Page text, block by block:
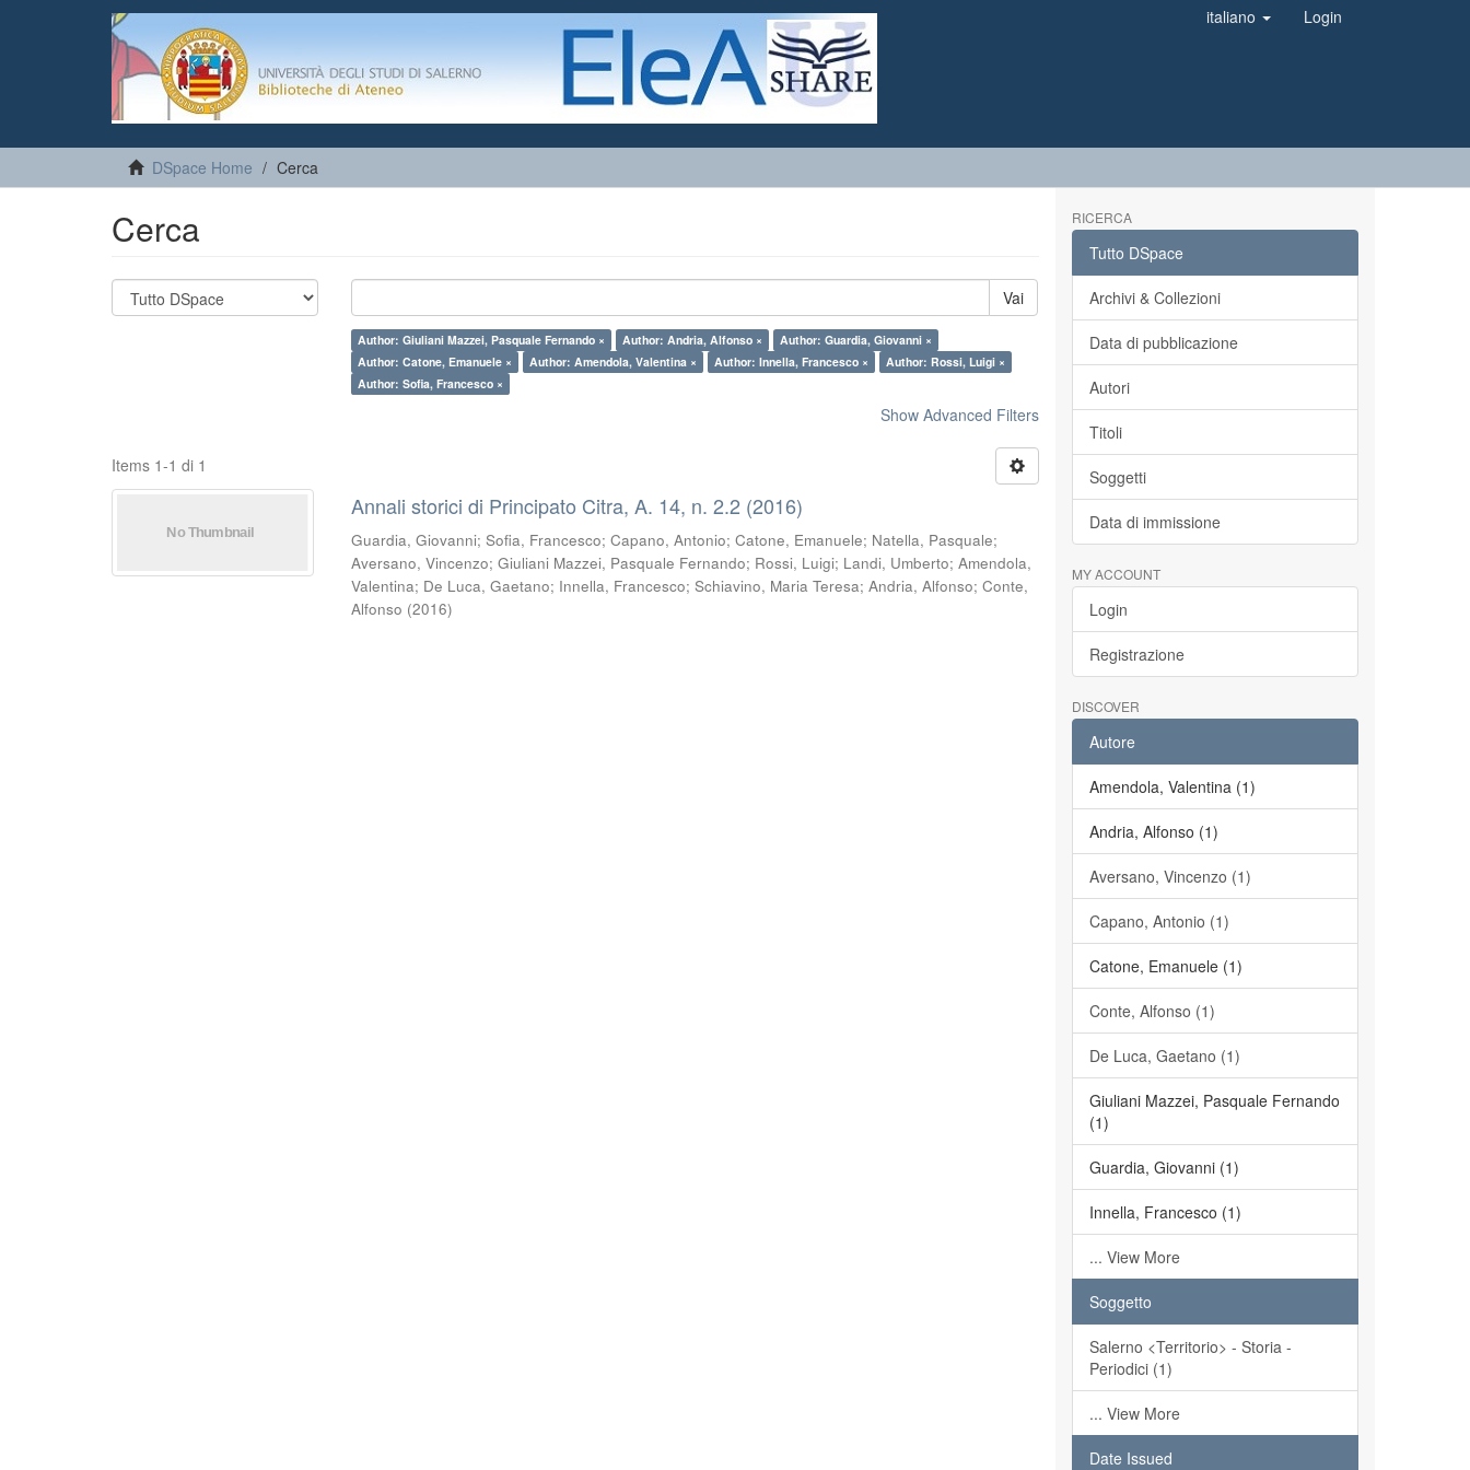
italiano Login
DSpace Home Cerca
Cerca
Vai
Author: Giuliani Mazzei, Pasquale Fernando × Author: Andria, Alfonso ×
Author: Guardia, Giovanni ×
Author: Catone, Emanuele ×
Author: Amendola, Valentina × Author: Innella, Francesco ×
Author: Rossi, Luigi ×
Author: Sofia, Francesco ×
Show Advanced Filters
Items 1-1 di 1
Annali storici di Principato Citra, A. 14, n. 2.2 (2016)
Guardia, Giovanni;Sofia, Francesco;Capano, Antonio;Catone, Emanuele; Natella, Pasquale;
Aversano, Vincenzo;Giuliani Mazzei, Pasquale Fernando; Rossi, Luigi; Landi, Umberto;Amendola,
Valentina; De Luca, Gaetano; Innella, Francesco;Schiavino, Maria Teresa;Andria, Alfonso;Conte,
Alfonso (2016)
RICERCA
Tutto DSpace
Archivi & Collezioni
Data di pubblicazione
Autori
Titoli
Soggetti
Data di immissione
MY ACCOUNT
Login
Registrazione
DISCOVER
Autore
Amendola, Valentina (1)
Andria, Alfonso (1)
Aversano, Vincenzo (1)
Capano, Antonio (1)
Catone, Emanuele (1)
Conte, Alfonso (1)
De Luca, Gaetano (1)
Giuliani Mazzei, Pasquale Fernando
(1)
Guardia, Giovanni (1)
Innella, Francesco (1)
... View More
Soggetto
Salerno <Territorio> - Storia -
Periodici (1)
... View More
Date Issued